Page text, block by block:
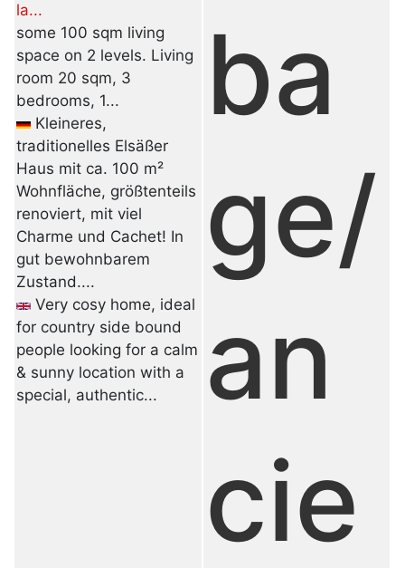
la...
some 100 sqm living
space on 2 levels. Living
room 20 sqm, 3
bedrooms, 1...
Kleineres,
traditionelles Elsäßer
Haus mit ca. 100 m²
Wohnfläche, größtenteils
renoviert, mit viel
Charme und Cachet! In
gut bewohnbarem
Zustand....
Very cosy home, ideal
for country side bound
people looking for a calm
& sunny location with a
special, authentic...
ba
ge/
an
cie